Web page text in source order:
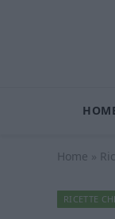
Home »
RICETTE